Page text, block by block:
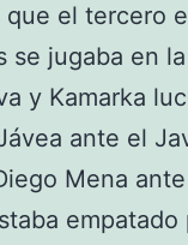
que el tercero
se jugaba en
y Kamarka
ante el
Mena